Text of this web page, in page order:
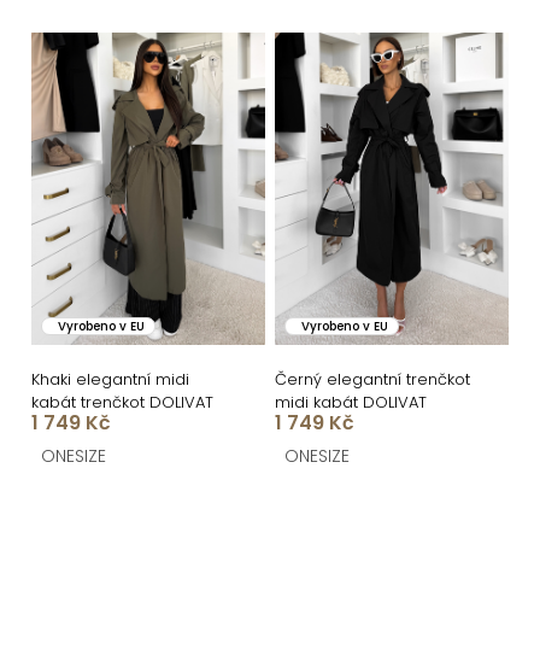
ů
Vyrobeno v EU
Khaki elegantní midi
kabát trenčkot DOLIVAT
1 749 Kč
ONESIZE
Vyrobeno v EU
Černý elegantní trenčkot
midi kabát DOLIVAT
1 749 Kč
ONESIZE